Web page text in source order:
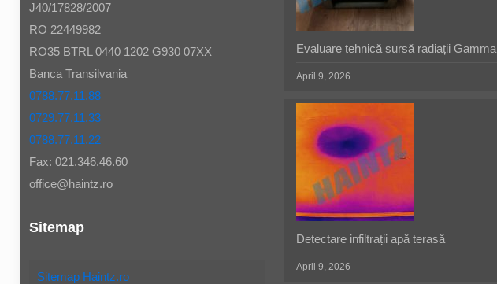
J40/17828/2007
RO 22449982
RO35 BTRL 0440 1202 G930 07XX
Banca Transilvania
0788.77.11.88
0729.77.11.33
0788.77.11.22
Fax: 021.346.46.60
office@haintz.ro
Sitemap
Sitemap Haintz.ro
Evaluare tehnică sursă radiații Gamma
April 9, 2026
Detectare infiltrații apă terasă
April 9, 2026